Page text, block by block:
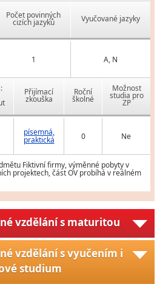
Počet povinných
cizích jazyků Vyučované jazyky
1 A, N
Přijímací
zkouška
Roční
školné
Možnost
studia pro
ZP
písemná,
praktická 0 Ne
Fiktivní firmy, výměnné pobyty v
projektech, část OV probíhá v reálném
vzdělání s maturitou
vzdělání s vyučením i
studium